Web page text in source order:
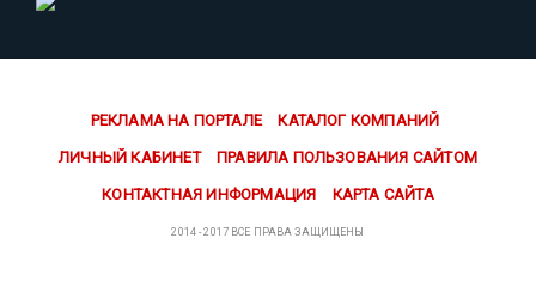
РЕКЛАМА НА ПОРТАЛЕ КАТАЛОГ КОМПАНИЙ
ЛИЧНЫЙ КАБИНЕТ ПРАВИЛА ПОЛЬЗОВАНИЯ САЙТОМ
КОНТАКТНАЯ ИНФОРМАЦИЯ КАРТА САЙТА
2014 - 2017 ВСЕ ПРАВА ЗАЩИЩЕНЫ